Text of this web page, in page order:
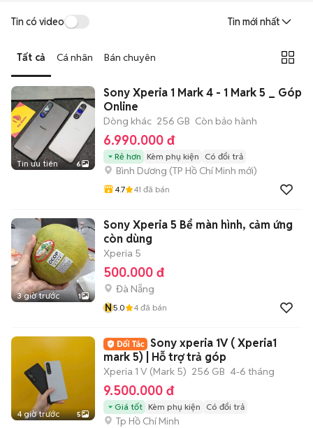
Tin có video Tin mới nhất
Tất cả Cá nhân Bán chuyên
Tin ưu tiên 6
Sony Xperia 1 Mark 4 - 1 Mark 5 _ Góp
Online
Dòng khác 256 GB Còn bảo hành
6.990.000 đ
Rẻ hơn Kèm phụ kiện Có đổi trả
Bình Dương (TP Hồ Chí Minh mới)
4.7 41 đã bán
3 giờ trước 1
Sony Xperia 5 Bể màn hình, cảm ứng
còn dùng
Xperia 5
500.000 đ
Đà Nẵng
N5.0 4 đã bán
4 giờ trước 5
Sony xperia 1V ( Xperia1
mark 5) | Hỗ trợ trả góp
Xperia 1 V (Mark 5) 256 GB 4-6 tháng
9.500.000 đ
Giá tốt Kèm phụ kiện Có đổi trả
Tp Hồ Chí Minh